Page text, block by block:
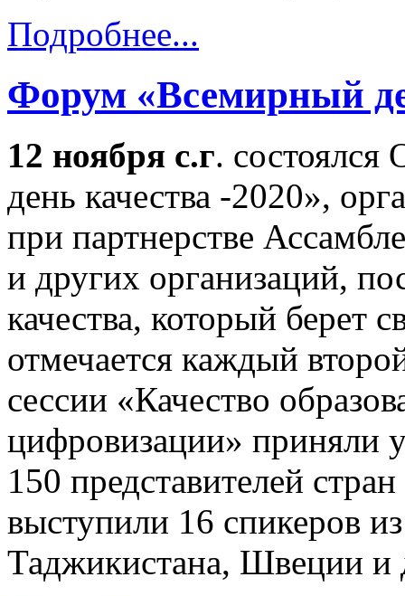
Подробнее...
Форум «Всемирный
12 ноября с.г.
день качества -2020»,
при партнерстве
и других организаций,
качества, который берет
отмечается каждый
сессии «Качество
цифровизации» приняли
150 представителей
выступили 16 спикеров
Таджикистана, Швеции и